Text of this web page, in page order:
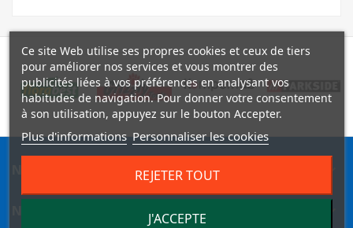
Ce site Web utilise ses propres cookies et ceux de tiers
pour améliorer nos services et vous montrer des
publicités liées à vos préférences en analysant vos
habitudes de navigation. Pour donner votre consentement
à son utilisation, appuyez sur le bouton Accepter.
Plus d'informations Personnaliser les cookies
REJETER TOUT
J'ACCEPTE